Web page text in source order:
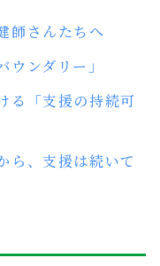
師さんたちへ
ンダリー」
る「支援の持続可
ら、支援は続いて